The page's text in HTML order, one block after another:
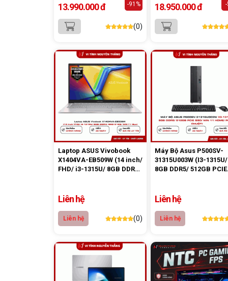
Nhập Khẩu
13.990.000 đ -91%
(0)
512GB/ Ubuntu/
18.950.000 đ
Laptop ASUS Vivobook
X1404VA-EB509W (14 inch/
FHD/ i3-1315U/ 8GB DDR4/
Liên hệ
Liên hệ (0)
Máy Bộ Asus P500SV-
31315U003W (I3-1315U/
8GB DDR5/ 512GB PCIE
Liên hệ
Liên hệ